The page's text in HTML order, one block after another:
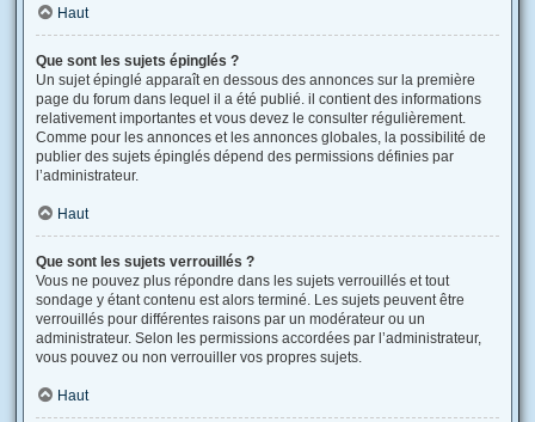
Haut
Que sont les sujets épinglés ?
Un sujet épinglé apparaît en dessous des annonces sur la première
page du forum dans lequel il a été publié. il contient des informations
relativement importantes et vous devez le consulter régulièrement.
Comme pour les annonces et les annonces globales, la possibilité de
publier des sujets épinglés dépend des permissions définies par
l’administrateur.
Haut
Que sont les sujets verrouillés ?
Vous ne pouvez plus répondre dans les sujets verrouillés et tout
sondage y étant contenu est alors terminé. Les sujets peuvent être
verrouillés pour différentes raisons par un modérateur ou un
administrateur. Selon les permissions accordées par l’administrateur,
vous pouvez ou non verrouiller vos propres sujets.
Haut